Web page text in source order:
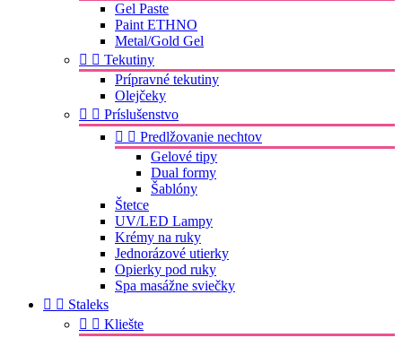
Gel Paste
Paint ETHNO
Metal/Gold Gel
  Tekutiny
Prípravné tekutiny
Olejčeky
  Príslušenstvo
  Predlžovanie nechtov
Gelové tipy
Dual formy
Šablóny
Štetce
UV/LED Lampy
Krémy na ruky
Jednorázové utierky
Opierky pod ruky
Spa masážne sviečky
  Staleks
  Kliešte